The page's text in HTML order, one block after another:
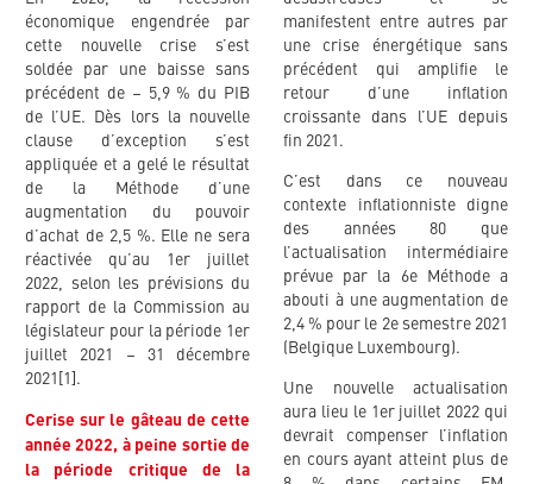
économique engendrée par
cette nouvelle crise s’est
soldée par une baisse sans
précédent de – 5,9 % du PIB
de l’UE. Dès lors la nouvelle
clause d’exception s’est
appliquée et a gelé le résultat
de la Méthode d’une
augmentation du pouvoir
d’achat de 2,5 %. Elle ne sera
réactivée qu’au 1er juillet
2022, selon les prévisions du
rapport de la Commission au
législateur pour la période 1er
juillet 2021 – 31 décembre
2021[1].
Cerise sur le gâteau de cette
année 2022, à peine sortie de
la période critique de la
manifestent entre autres par
une crise énergétique sans
précédent qui amplifie le
retour d’une inflation
croissante dans l’UE depuis
fin 2021.
C’est dans ce nouveau
contexte inflationniste digne
des années 80 que
l’actualisation intermédiaire
prévue par la 6e Méthode a
abouti à une augmentation de
2,4 % pour le 2e semestre 2021
(Belgique Luxembourg).
Une nouvelle actualisation
aura lieu le 1er juillet 2022 qui
devrait compenser l’inflation
en cours ayant atteint plus de